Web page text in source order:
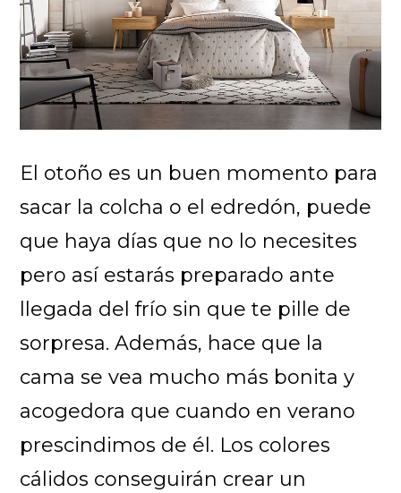
El otoño es un buen momento para
sacar la colcha o el edredón, puede
que haya días que no lo necesites
pero así estarás preparado ante
llegada del frío sin que te pille de
sorpresa. Además, hace que la
cama se vea mucho más bonita y
acogedora que cuando en verano
prescindimos de él. Los colores
cálidos conseguirán crear un